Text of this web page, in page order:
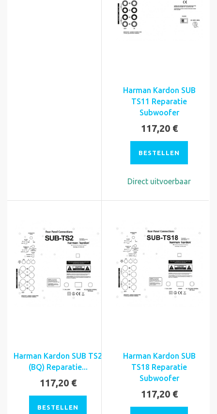
Harman Kardon SUB
TS11 Reparatie
Subwoofer
117,20 €
BESTELLEN
Direct uitvoerbaar
Harman Kardon SUB TS2
(BQ) Reparatie...
117,20 €
BESTELLEN
Harman Kardon SUB
TS18 Reparatie
Subwoofer
117,20 €